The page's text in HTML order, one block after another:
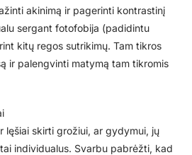
akinimą ir pagerinti kontrastinį
sergant fotofobija (padidintu
kitų regos sutrikimų. Tam tikros
ir palengvinti matymą tam tikromis
lęšiai skirti grožiui, ar gydymui, jų
individualus. Svarbu pabrėžti, kad